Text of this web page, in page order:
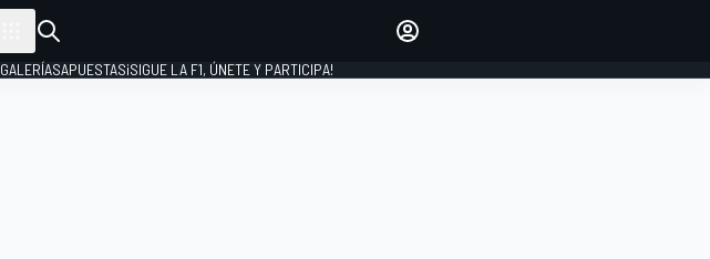
APUESTAS¡SIGUE LA F1, ÚNETE Y PARTICIPA!